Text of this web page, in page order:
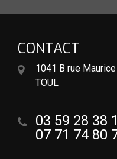
CONTACT
1041 B rue
TOUL
03 59 28 38
07 71 74 80